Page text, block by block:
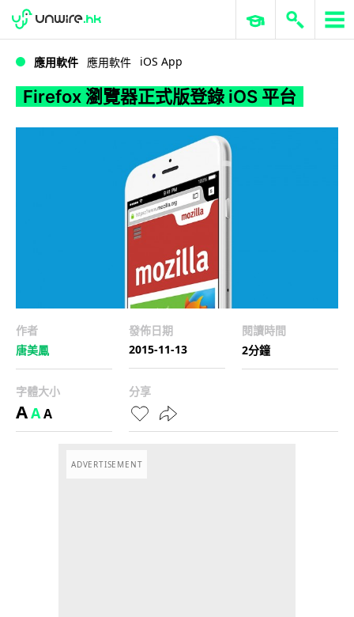
Firefox 瀏覽器正式版登錄 iOS 平台
WWDC 2026 ERP 與商業 AI
應用軟件 應用軟件 iOS App
Firefox 瀏覽器正式版登錄 iOS 平台
作者
唐美鳳
發佈日期
2015-11-13
閱讀時間
2分鐘
字體大小
AAA
分享
ADVERTISEMENT